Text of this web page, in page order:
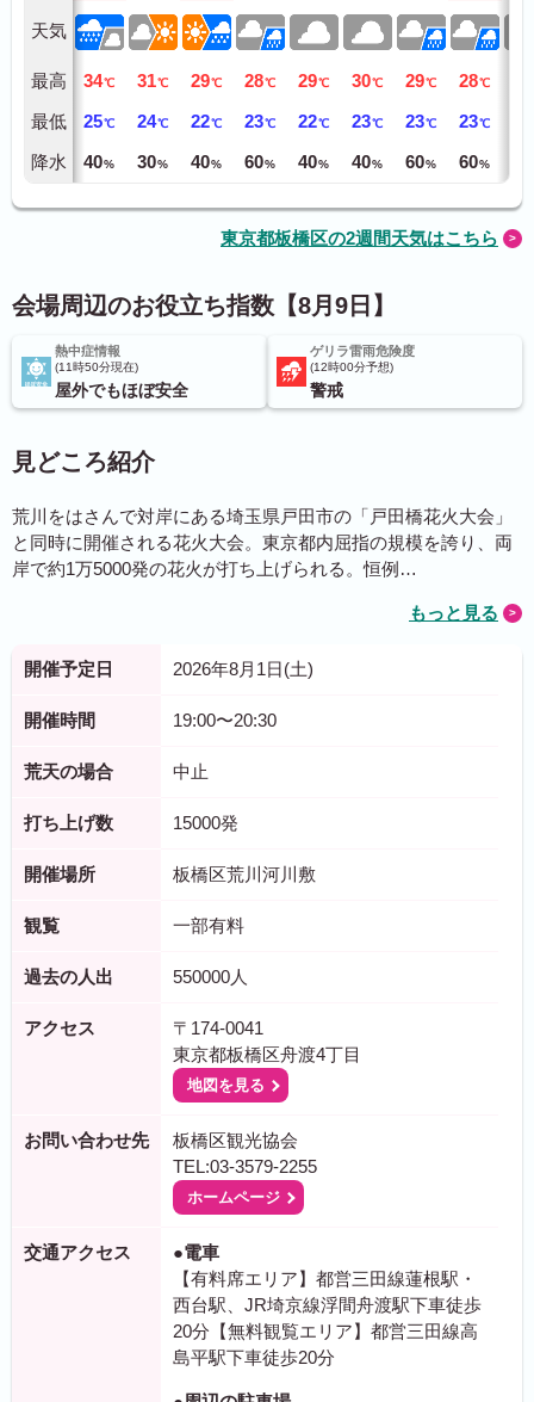
天気
最高
最低
降水
34℃
25℃
40%
31℃
24℃
30%
29℃
22℃
40%
28℃
23℃
60%
29℃
22℃
40%
30℃
23℃
40%
29℃
23℃
60%
28℃
23℃
60%
東京都板橋区の2週間天気はこちら
会場周辺のお役立ち指数【8月9日】
熱中症情報
11時50分現在
屋外でもほぼ安全
ゲリラ雷雨危険度
12時00分予想
警戒
見どころ紹介
荒川をはさんで対岸にある埼玉県戸田市の「戸田橋花火大会」
と同時に開催される花火大会。東京都内屈指の規模を誇り、両
岸で約1万5000発の花火が打ち上げられる。恒例…
もっと見る
開催予定日 2026年8月1日(土)
開催時間 19:00〜20:30
荒天の場合 中止
打ち上げ数 15000発
開催場所 板橋区荒川河川敷
観覧 一部有料
過去の人出 550000人
アクセス
〒174-0041
東京都板橋区舟渡4丁目
地図を見る
お問い合わせ先
板橋区観光協会
TEL:03-3579-2255
ホームページ
交通アクセス
●電車
【有料席エリア】都営三田線蓮根駅・
西台駅、JR埼京線浮間舟渡駅下車徒歩
20分【無料観覧エリア】都営三田線高
島平駅下車徒歩20分